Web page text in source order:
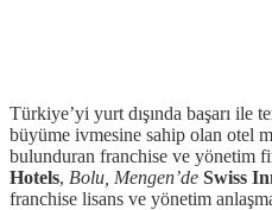
Türkiye’yi yurt dışında başarı ile
büyüme ivmesine sahip olan otel
bulunduran franchise ve yönetim
Hotels, Bolu, Mengen’de Swiss
franchise lisans ve yönetim